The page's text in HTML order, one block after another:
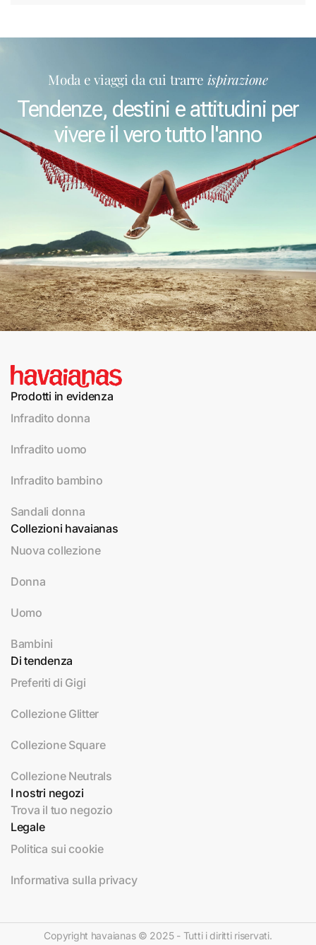
Moda e viaggi da cui trarre ispirazione
Tendenze, destini e attitudini per
vivere il vero tutto l'anno
Prodotti in evidenza
Infradito donna
Infradito uomo
Infradito bambino
Sandali donna
Collezioni havaianas
Nuova collezione
Donna
Uomo
Bambini
Di tendenza
Preferiti di Gigi
Collezione Glitter
Collezione Square
Collezione Neutrals
I nostri negozi
Trova il tuo negozio
Legale
Politica sui cookie
Informativa sulla privacy
Copyright havaianas © 2025 - Tutti i diritti riservati.